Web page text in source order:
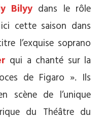
Bilyydans le rôle
cette saison dans
l’exquise soprano
qui a chanté sur la
de Figaro ». Ils
scène de l’unique
du Théâtre du